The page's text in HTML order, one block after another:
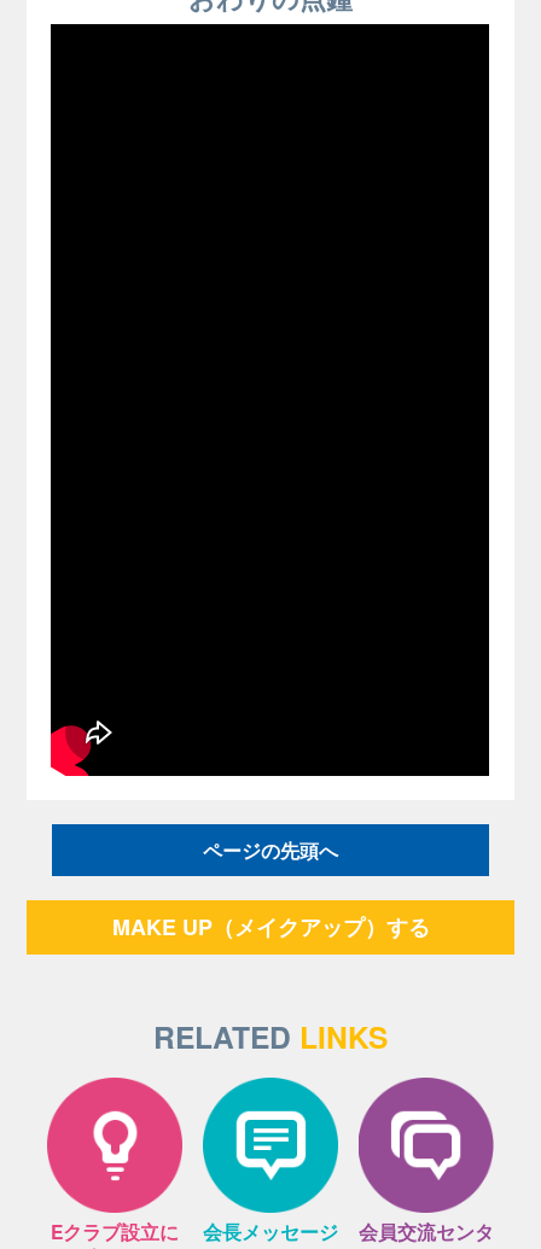
ページの先頭へ
MAKE UP（メイクアップ）する
RELATED LINKS
Eクラブ設立に
会長メッセージ
会員交流センタ